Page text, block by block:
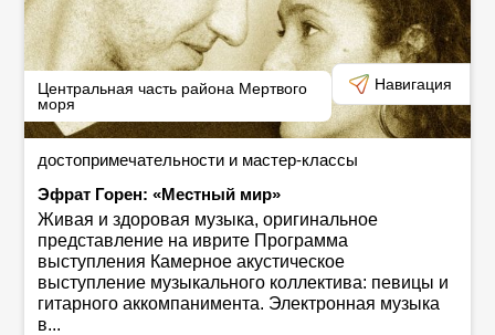
Центральная часть района Мертвого
моря
Навигация
достопримечательности и мастер-классы
Эфрат Горен: «Местный мир»
Живая и здоровая музыка, оригинальное
представление на иврите Программа
выступления Камерное акустическое
выступление музыкального коллектива: певицы и
гитарного аккомпанимента. Электронная музыка
в...